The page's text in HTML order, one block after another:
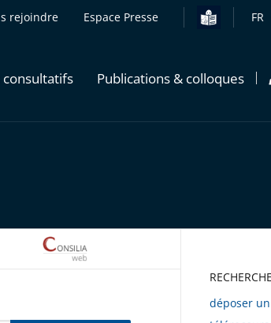
rejoindre Espace Presse FR
consultatifs Publications & colloques
déposer